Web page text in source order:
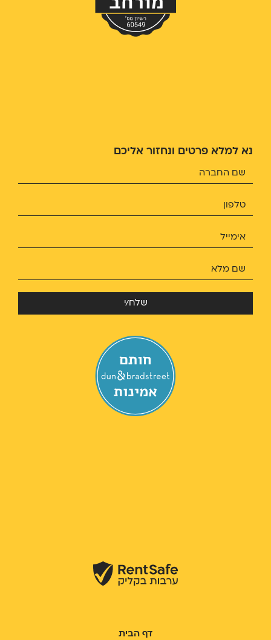
נא למלא פרטים ונחזור אליכם
שלח/י
דף הבית